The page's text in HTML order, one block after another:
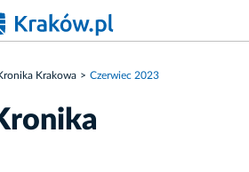
Krakowa Czerwiec 2023